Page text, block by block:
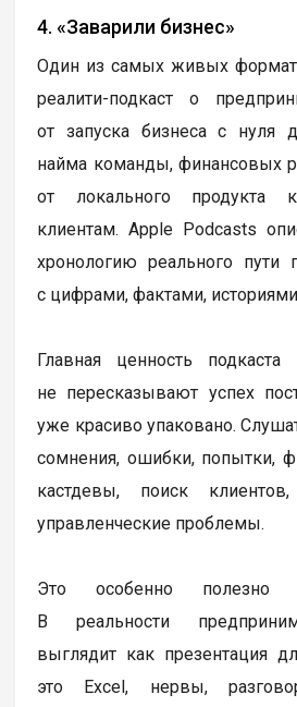
4. «Заварили бизнес»
Один из самых живых
реалити-подкаст о
от запуска бизнеса с нуля
найма команды, финансовых
от локального продукта
клиентам. Apple Podcasts
хронологию реального пути
с цифрами, фактами,
Главная ценность
не пересказывают успех
уже красиво упаковано.
сомнения, ошибки, попытки,
кастдевы, поиск клиентов,
управленческие проблемы.
Это особенно полезно
В реальности
выглядит как презентация
это Excel, нервы,